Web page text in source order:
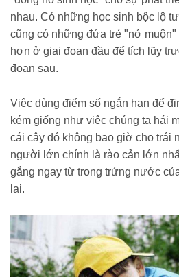
nhau. Có những học sinh bộc lộ
cũng có những đứa trẻ "nở
hơn ở giai đoạn đầu để tích lũy
đoạn sau.
Việc dùng điểm số ngắn hạn để
kém giống như việc chúng ta hái
cái cây đó không bao giờ cho trái
người lớn chính là rào cản lớn
gắng ngay từ trong trứng nước
lai.